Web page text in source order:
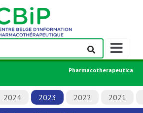
Afficher/
la
de
navigation
Pharmacotherapeutica
2024 2023 2022 2021